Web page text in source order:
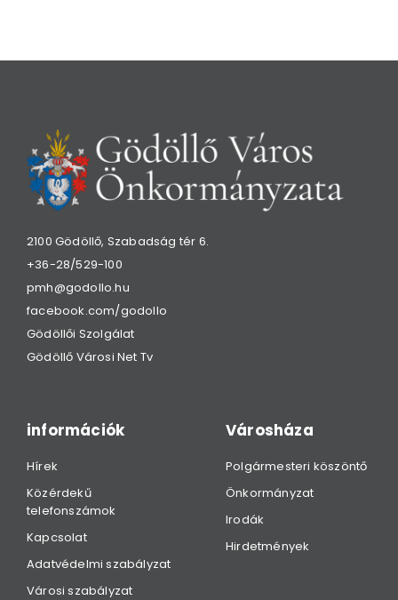
2100 Gödöllő, Szabadság tér 6.
+36-28/529-100
pmh@godollo.hu
facebook.com/godollo
Gödöllői Szolgálat
Gödöllő Városi Net Tv
információk
Hírek
Közérdekű
telefonszámok
Kapcsolat
Adatvédelmi szabályzat
Városi szabályzat
Városháza
Polgármesteri köszöntő
Önkormányzat
Irodák
Hirdetmények